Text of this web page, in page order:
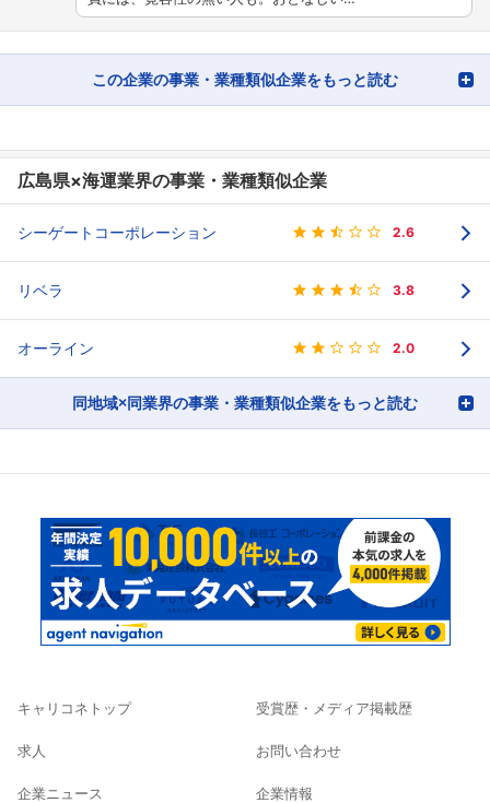
この企業の事業・業種類似企業をもっと読む
広島県×海運業界の事業・業種類似企業
シーゲートコーポレーション 2.6
リベラ 3.8
オーライン 2.0
同地域×同業界の事業・業種類似企業をもっと読む
キャリコネトップ
求人
企業ニュース
受賞歴・メディア掲載歴
お問い合わせ
企業情報